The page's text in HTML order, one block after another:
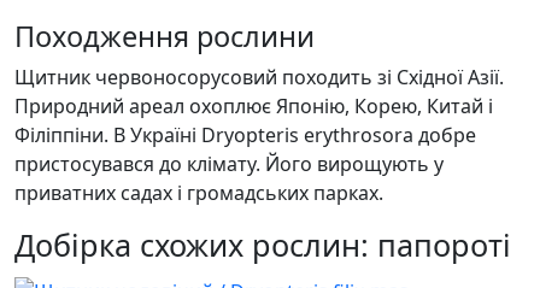
Походження рослини
Щитник червоносорусовий походить зі Східної Азії.
Природний ареал охоплює Японію, Корею, Китай і
Філіппіни. В Україні Dryopteris erythrosora добре
пристосувався до клімату. Його вирощують у
приватних садах і громадських парках.
Добірка схожих рослин: папороті